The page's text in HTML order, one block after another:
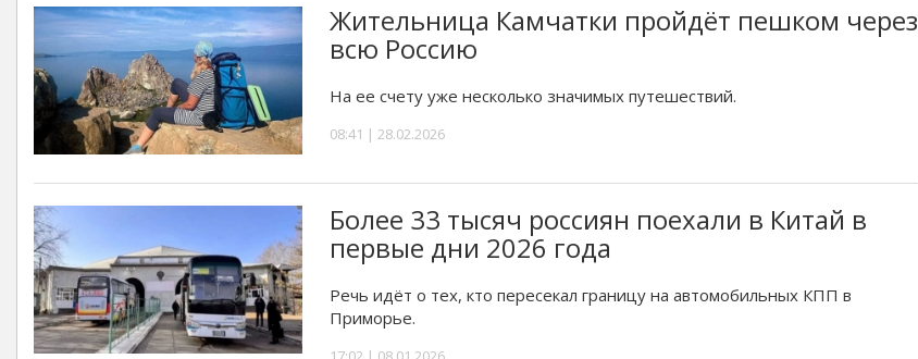
Жительница Камчатки пройдёт пешком через
всю Россию
На ее счету уже несколько значимых путешествий.
08:41 | 28.02.2026
Более 33 тысяч россиян поехали в Китай в
первые дни 2026 года
Речь идёт о тех, кто пересекал границу на автомобильных КПП в
Приморье.